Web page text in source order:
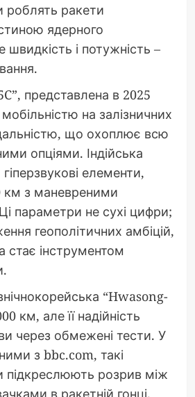
роблять ракети
ядерного
і потужність –
представлена в 2025
на залізничних
що охоплює всю
опціями. Індійська
елементи,
км з маневреними
параметри не сухі цифри;
геополітичних амбіцій,
стає інструментом
“Hwasong-
км, але її надійність
через обмежені тести. У
з bbc.com, такі
підкреслюють розрив між
в ракетній гонці.